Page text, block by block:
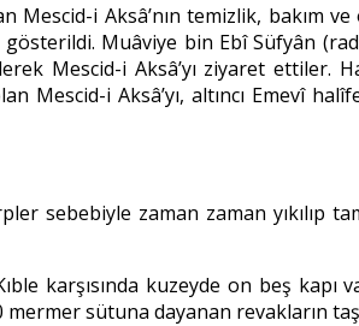
i Aksâ’nın temizlik, bakım
Muâviye bin Ebî Süfyân
Mescid-i Aksâ’yı ziyaret ettiler.
Mescid-i Aksâ’yı, altıncı Emevî
sebebiyle zaman zaman yıkılıp
karşısında kuzeyde on beş kapı
sütuna dayanan revakların